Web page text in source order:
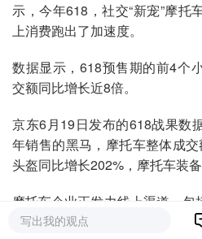
示，今年618，社交“新宠”摩托
上消费跑出了加速度。
数据显示，618预售期的前4个
交额同比增长近8倍。
京东6月19日发布的618战果数
年销售的黑马，摩托车整体成
头盔同比增长202%，摩托车装备
摩托车企业正发力线上渠道，
际大牌，雅马哈、KTM、贝纳
写出我的观点